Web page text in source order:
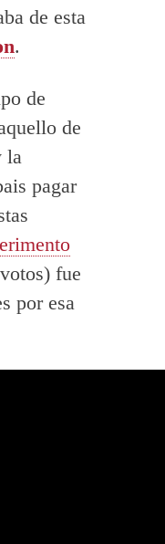
de esta
.
de
de
la
pagar
fue
por esa